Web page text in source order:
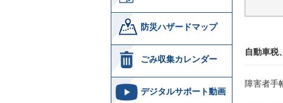
防災ハザードマップ
ごみ収集カレンダー
デジタルサポート動画
自動車税
障害者手